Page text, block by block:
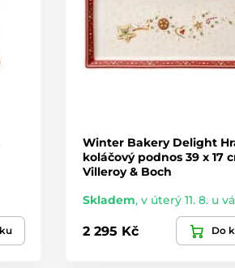
Winter Bakery Delight
koláčový podnos 39 x 17
Villeroy & Boch
Skladem, v úterý 11. 8. u
2 295 Kč Do